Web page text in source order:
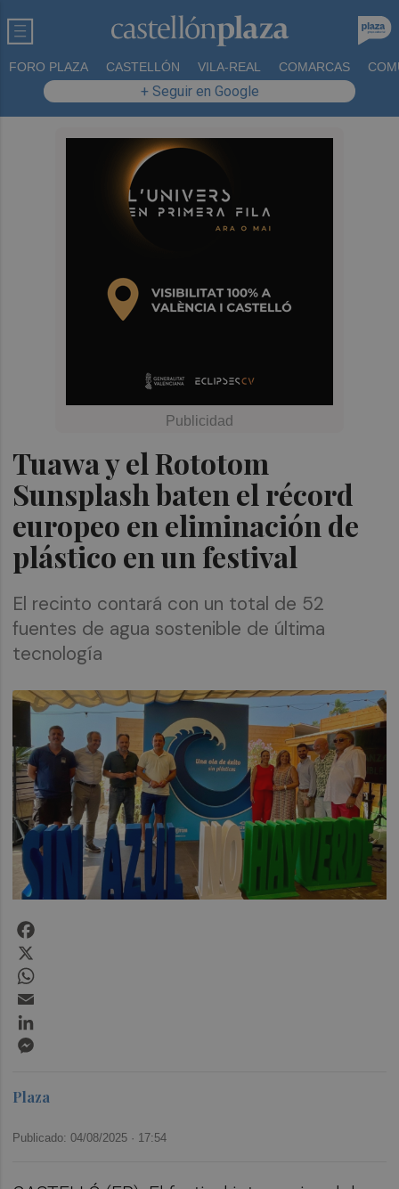
FORO PLAZA CASTELLÓN VILA-REAL COMARCAS
+ Seguir en Google
Tuawa y el Rototom
Sunsplash baten el récord
europeo en eliminación de
plástico en un festival
El recinto contará con un total de 52
fuentes de agua sostenible de última
tecnología
Plaza
Publicado: 04/08/2025 · 17:54